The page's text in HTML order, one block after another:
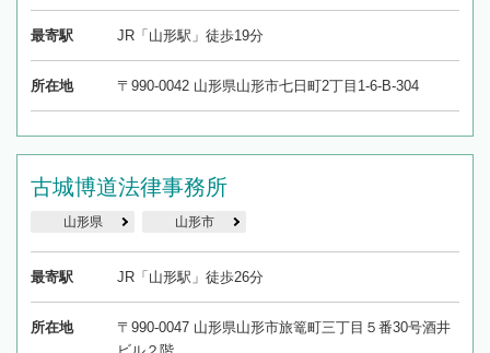
最寄駅 JR「山形駅」徒歩19分
所在地 〒990-0042 山形県山形市七日町2丁目1-6-B-304
古城博道法律事務所
山形県 山形市
最寄駅 JR「山形駅」徒歩26分
所在地
〒990-0047 山形県山形市旅篭町三丁目５番30号酒井